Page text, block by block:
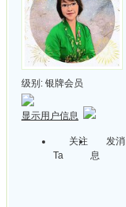
级别: 银牌会员
显示用户信息
关注
Ta
发消
息